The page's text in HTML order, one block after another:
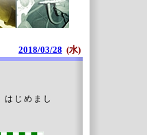
2018/03/28 (水)
じめまし